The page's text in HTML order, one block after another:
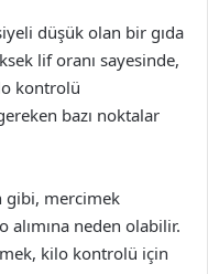
düşük olan bir gıda
lif oranı sayesinde,
kontrolü
bazı noktalar
gibi, mercimek
alımına neden olabilir.
kilo kontrolü için